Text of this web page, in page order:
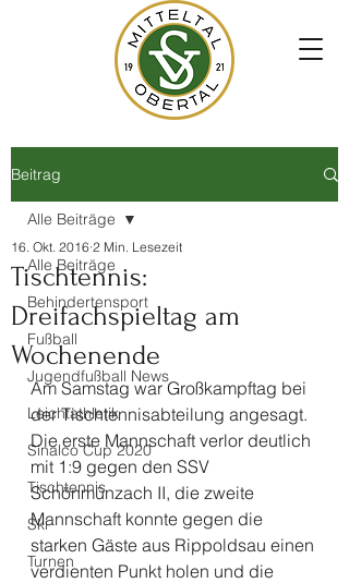
Beitrag
Alle Beiträge
Behindertensport
Fußball
Jugendfußball News
Leichtathletik
Sinalco Cup 2020
Tischtennis
Ski
Turnen
Alle Beiträge
Tischtennis:
Dreifachspieltag am
Wochenende
16. Okt. 2016 2 Min. Lesezeit
Am Samstag war Großkampftag bei
der Tischtennisabteilung angesagt.
Die erste Mannschaft verlor deutlich
mit 1:9 gegen den SSV
Schönmünzach II, die zweite
Mannschaft konnte gegen die
starken Gäste aus Rippoldsau einen
verdienten Punkt holen und die